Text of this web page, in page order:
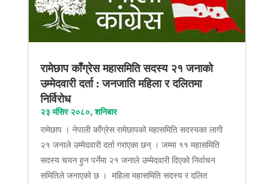
रामेछाप काँग्रेस महासमिति सदस्य २१ जनाको
उम्मेदवारी दर्ता : जनजाति महिला र दलितमा
निर्विरोध
२३ मंसिर २०८०, शनिबार
रामेछाप । नेपाली काँग्रेस रामेछापको महासमिति सदस्यका लागी
२१ जनाले उम्मेदवारी दर्ता गराएका छन् । जम्मा ११ महासमिति
सदस्य चयन हुन पर्नेमा २१ जनाले उम्मेदवारी दिएको निर्वाचन
समितिले जनाएको छ । महिला महासमिति सदस्य र दलित